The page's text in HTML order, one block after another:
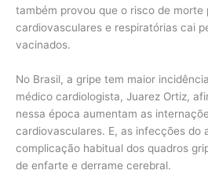
também provou que o risco de morte
cardiovasculares e respiratórias cai
vacinados.
No Brasil, a gripe tem maior
médico cardiologista, Juarez Ortiz,
nessa época aumentam as
cardiovasculares. E, as infecções do
complicação habitual dos quadros
de enfarte e derrame cerebral.